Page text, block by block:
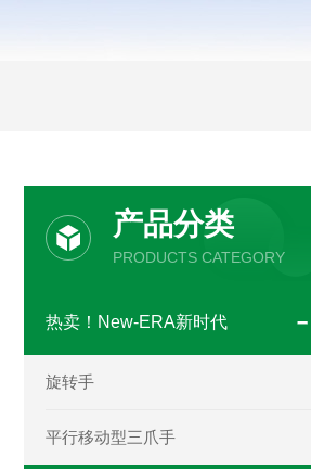
产品分类
PRODUCTS CATEGORY
热卖！New-ERA新时代
旋转手
平行移动型三爪手